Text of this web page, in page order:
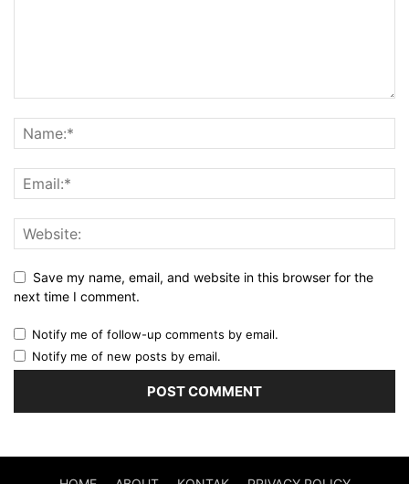
Save my name, email, and website in this browser for the
next time I comment.
Notify me of follow-up comments by email.
Notify me of new posts by email.